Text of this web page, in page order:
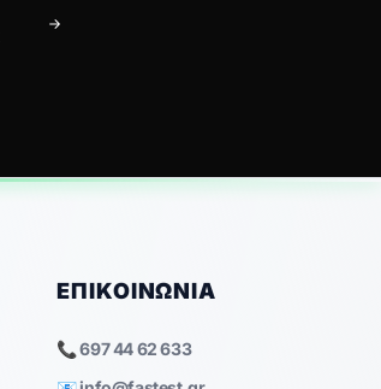
ΕΠΙΚΟΙΝΩΝΊΑ
📞 697 44 62 633